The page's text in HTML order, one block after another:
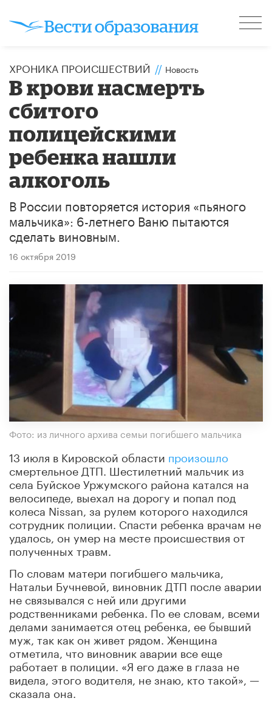
ХРОНИКА ПРОИСШЕСТВИЙ // Новость
В крови насмерть
сбитого
полицейскими
ребенка нашли
алкоголь
В России повторяется история «пьяного
мальчика»: 6-летнего Ваню пытаются
сделать виновным.
16 октября 2019
Фото: из личного архива семьи погибшего мальчика
13 июля в Кировской области произошло
смертельное ДТП. Шестилетний мальчик из
села Буйское Уржумского района катался на
велосипеде, выехал на дорогу и попал под
колеса Nissan, за рулем которого находился
сотрудник полиции. Спасти ребенка врачам не
удалось, он умер на месте происшествия от
полученных травм.
По словам матери погибшего мальчика,
Натальи Бучневой, виновник ДТП после аварии
не связывался с ней или другими
родственниками ребенка. По ее словам, всеми
делами занимается отец ребенка, ее бывший
муж, так как он живет рядом. Женщина
отметила, что виновник аварии все еще
работает в полиции. «Я его даже в глаза не
видела, этого водителя, не знаю, кто такой», —
сказала она.